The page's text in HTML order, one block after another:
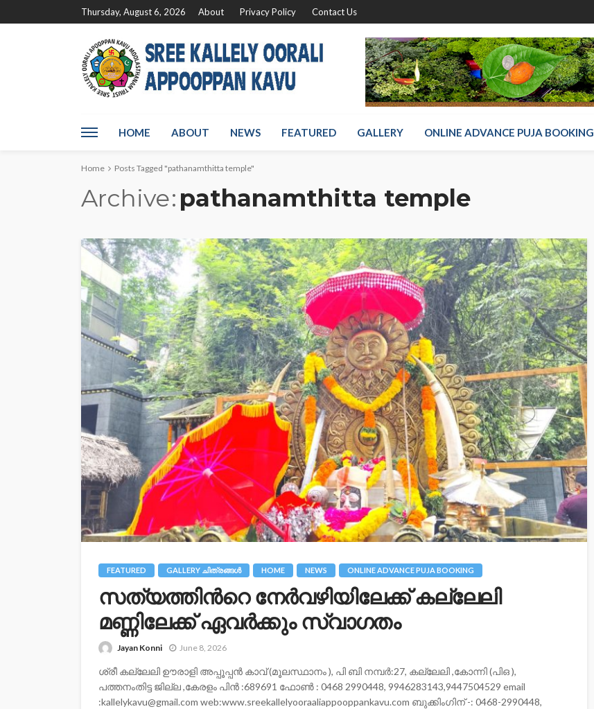
Thursday, August 6, 2026 About Privacy Policy Contact Us
HOME ABOUT NEWS FEATURED GALLERY ONLINE ADVANCE PUJA BOOKING
Home Posts Tagged "pathanamthitta temple"
Archive pathanamthitta temple
FEATURED GALLERY ചിത്രങ്ങള്‍ HOME NEWS ONLINE ADVANCE PUJA BOOKING
സത്യത്തിന്‍റെ നേര്‍വഴിയിലേക്ക് കല്ലേലി
മണ്ണിലേക്ക് ഏവർക്കും സ്വാഗതം
Jayan Konni June 8, 2026
ശ്രീ കല്ലേലി ഊരാളി അപ്പൂപ്പന്‍ കാവ് (മൂലസ്ഥാനം ), പി ബി നമ്പർ:27, കല്ലേലി ,കോന്നി (പിഒ ),
പത്തനംതിട്ട ജില്ല ,കേരളം പിന്‍ :689691 ഫോണ്‍ : 0468 2990448, 9946283143,9447504529 email
:kallelykavu@gmail.com web:www.sreekallelyooraaliappooppankavu.com ബുക്കിംഗിന് -: 0468-2990448,